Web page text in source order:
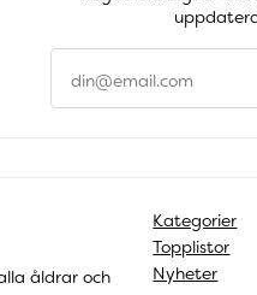
åldrar och
Kategorier
Topplistor
Nyheter